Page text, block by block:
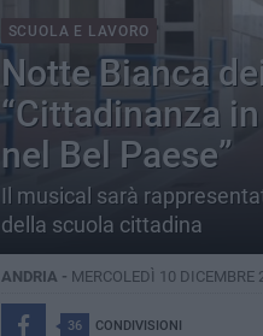
SCUOLA E LAVORO
Notte Bianca
“Cittadinanza
nel Bel Paese”
Il musical sarà
della scuola cittadina
ANDRIA - MERCOLEDÌ 10 DICEMBRE
36 CONDIVISIONI